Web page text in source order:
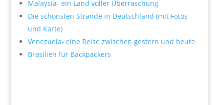
Malaysia- ein Land voller Überraschung
Die schönsten Strände in Deutschland (mit Fotos
und Karte)
Venezuela- eine Reise zwischen gestern und heute
Brasilien für Backpackers